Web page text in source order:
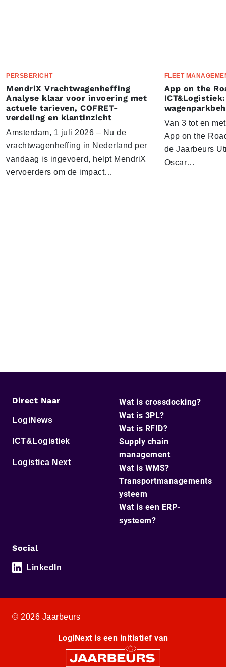
PERSBERICHT
MendriX Vrachtwagenheffing
Analyse klaar voor invoering met
actuele tarieven, COFRET-
verdeling en klantinzicht
Amsterdam, 1 juli 2026 – Nu de
vrachtwagenheffing in Nederland per
vandaag is ingevoerd, helpt MendriX
vervoerders om de impact…
FLEET
App on the
Van 3 tot en
App on the
de Jaarbeurs
Oscar…
Direct Naar
LogiNews
ICT&Logistiek
Logistica Next
Wat is crossdocking?
Wat is 3PL?
Wat is RFID?
Supply chain
management
Wat is WMS?
Transportmanagements
ysteem
Wat is een ERP-
systeem?
Social
LinkedIn
© 2026 Jaarbeurs
LogiNext is een initiatief van